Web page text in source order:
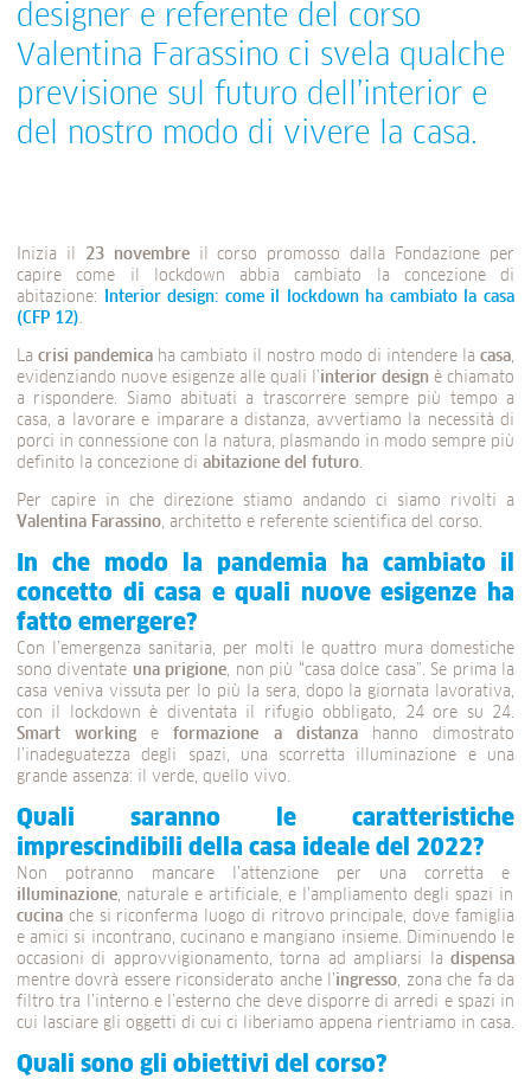
designer e referente del corso
Valentina Farassino ci svela qualche
previsione sul futuro dell’interior e
del nostro modo di vivere la casa.
Inizia il 23 novembre
il corso promosso dalla Fondazione per
capire come il lockdown abbia cambiato la concezione di
abitazione:
Interior design: come il lockdown ha cambiato la casa
(CFP 12).
La crisi pandemica ha cambiato il nostro modo di intendere la casa,
evidenziando nuove esigenze alle quali l’interior design è chiamato
a rispondere. Siamo abituati a trascorrere sempre più tempo a
casa, a lavorare e imparare a distanza, avvertiamo la necessità di
porci in connessione con la natura, plasmando in modo sempre più
definito la concezione di abitazione del futuro.
Per capire in che direzione stiamo andando ci siamo rivolti a
Valentina Farassino, architetto e referente scientifica del corso.
In che modo la pandemia ha cambiato il
concetto di casa e quali nuove esigenze ha
fatto emergere?
Con l’emergenza sanitaria, per molti le quattro mura domestiche
sono diventate una prigione, non più “casa dolce casa”. Se prima la
casa veniva vissuta per lo più la sera, dopo la giornata lavorativa,
con il lockdown è diventata il rifugio obbligato, 24 ore su 24.
Smart workingeformazione a distanza
hanno dimostrato
l’inadeguatezza degli spazi, una scorretta illuminazione e una
grande assenza: il verde, quello vivo.
Quali saranno le caratteristiche
imprescindibili della casa ideale del 2022?
Non potranno mancare l’attenzione per una corretta e
illuminazione, naturale e artificiale, e l’ampliamento degli spazi in
cucina che si riconferma luogo di ritrovo principale, dove famiglia
e amici si incontrano, cucinano e mangiano insieme. Diminuendo le
occasioni di approvvigionamento, torna ad ampliarsi la dispensa
mentre dovrà essere riconsiderato anche l’ingresso, zona che fa da
filtro tra l’interno e l’esterno che deve disporre di arredi e spazi in
cui lasciare gli oggetti di cui ci liberiamo appena rientriamo in casa.
Quali sono gli obiettivi del corso?